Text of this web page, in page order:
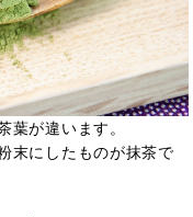
葉が違います。
末にしたものが抹茶で